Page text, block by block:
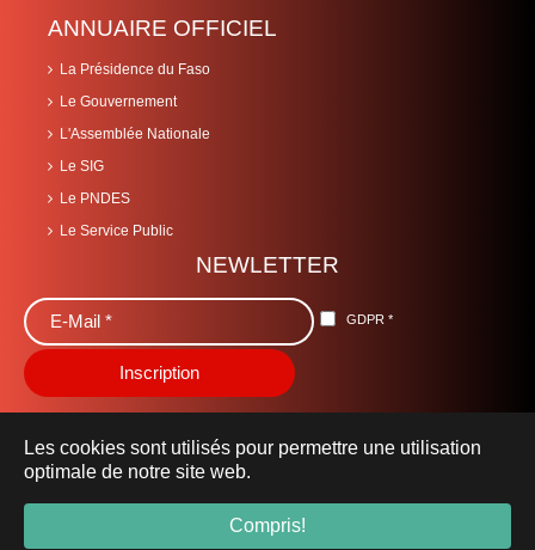
Les cookies sont utilisés pour permettre une utilisation
optimale de notre site web.
Compris!
ANNUAIRE OFFICIEL
La Présidence du Faso
Le Gouvernement
L'Assemblée Nationale
Le SIG
Le PNDES
Le Service Public
NEWLETTER
GDPR *
Mentions Légales